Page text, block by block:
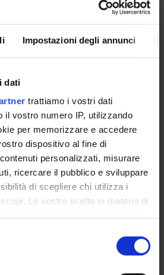
Impostazioni degli annunci
dati
trattiamo i vostri dati
il vostro numero IP, utilizzando
per memorizzare e accedere
dispositivo al fine di
personalizzati, misurare
ricercare il pubblico e sviluppare
di scegliere chi utilizza i
Le vostre scelte in materia di
proprio consenso in qualsiasi
sui cookie o facendo clic
in Costruire l’antirazzismo